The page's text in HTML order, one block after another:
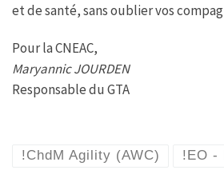
et de santé, sans oublier vos
Pour la CNEAC,
Maryannic JOURDEN
Responsable du GTA
!ChdM Agility (AWC) !EO -